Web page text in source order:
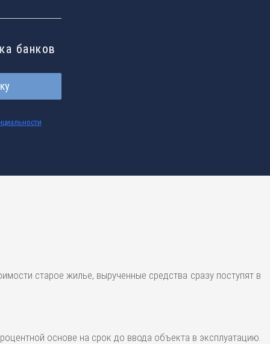
банков
старое жилье, вырученные средства сразу поступят в
основе на срок до ввода объекта в эксплуатацию.